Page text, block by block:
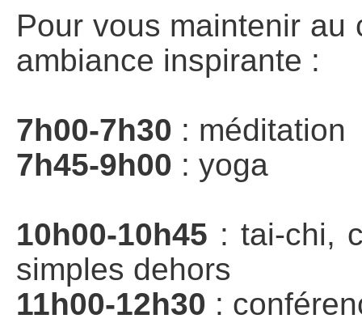
Pour vous maintenir au
ambiance inspirante :
7h00-7h30 : méditation
7h45-9h00 : yoga
10h00-10h45 : tai-chi,
simples dehors
11h00-12h30 :